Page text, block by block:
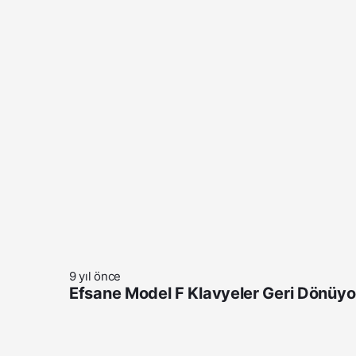
9 yıl önce
Efsane Model F Klavyeler Geri